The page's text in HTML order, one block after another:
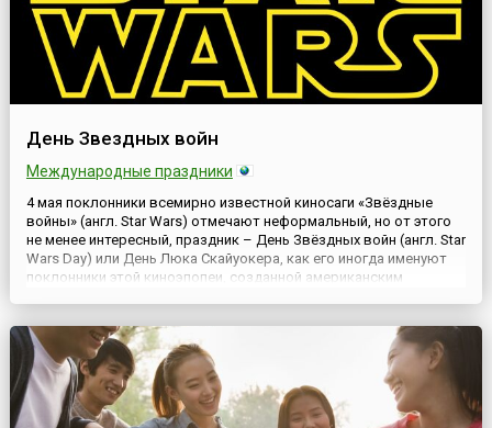
День Звездных войн
Международные праздники
4 мая поклонники всемирно известной киносаги «Звёздные
войны» (англ. Star Wars) отмечают неформальный, но от этого
не менее интересный, праздник – День Звёздных войн (англ. Star
Wars Day) или День Люка Скайуокера, как его иногда именуют
поклонники этой киноэпопеи, созданной американским